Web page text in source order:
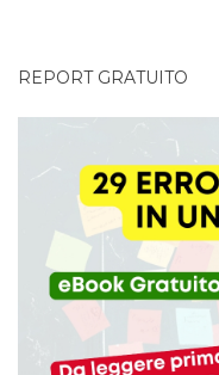
REPORT GRATUITO